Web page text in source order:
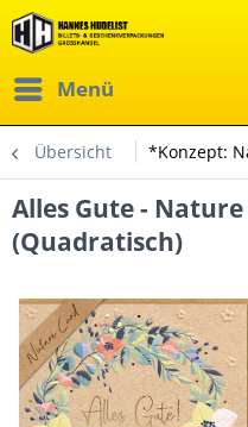
Menü
Übersicht *Konzept:
Alles Gute -
(Quadratisch)